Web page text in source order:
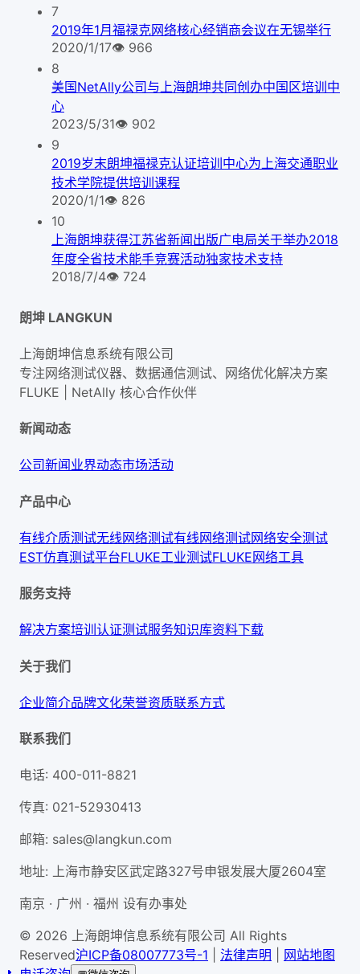
7
2019年1月福禄克网络核心经销商会议在无锡举行
2020/1/17👁 966
8
美国NetAlly公司与上海朗坤共同创办中国区培训中
心
2023/5/31👁 902
9
2019岁末朗坤福禄克认证培训中心为上海交通职业
技术学院提供培训课程
2020/1/1👁 826
10
上海朗坤获得江苏省新闻出版广电局关于举办2018
年度全省技术能手竞赛活动独家技术支持
2018/7/4👁 724
朗坤 LANGKUN
上海朗坤信息系统有限公司
专注网络测试仪器、数据通信测试、网络优化解决方案
FLUKE | NetAlly 核心合作伙伴
新闻动态
公司新闻业界动态市场活动
产品中心
有线介质测试无线网络测试有线网络测试网络安全测试
EST仿真测试平台FLUKE工业测试FLUKE网络工具
服务支持
解决方案培训认证测试服务知识库资料下载
关于我们
企业简介品牌文化荣誉资质联系方式
联系我们
电话: 400-011-8821
传真: 021-52930413
邮箱: sales@langkun.com
地址: 上海市静安区武定路327号申银发展大厦2604室
南京 · 广州 · 福州 设有办事处
© 2026 上海朗坤信息系统有限公司 All Rights
Reserved沪ICP备08007773号-1 法律声明
网站地图